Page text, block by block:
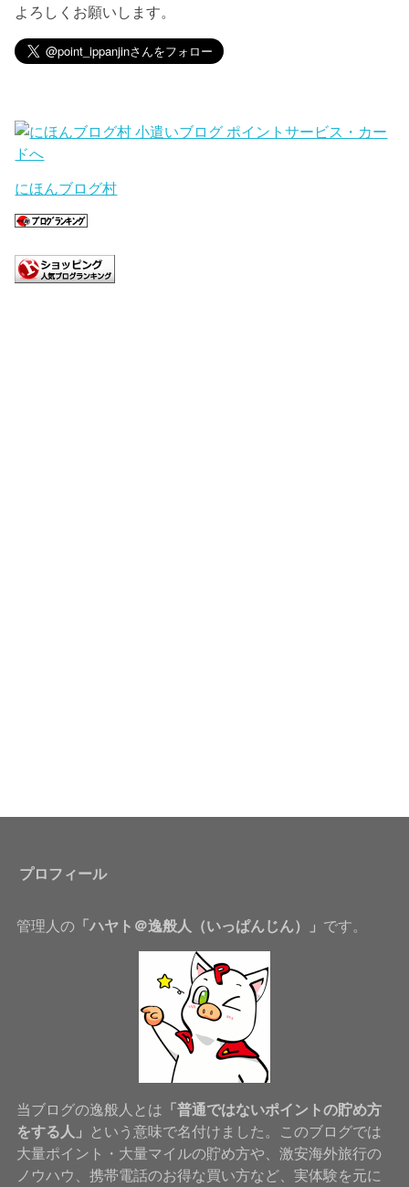
よろしくお願いします。
にほんブログ村
プロフィール
管理人の「ハヤト＠逸般人（いっぱんじん）」 です。
当ブログの逸般人とは 「普通ではないポイントの貯め方
をする人」
という意味で名付けました。このブログでは
大量ポイント・大量マイルの貯め方や、激安海外旅行の
ノウハウ、携帯電話のお得な買い方など、実体験を元に